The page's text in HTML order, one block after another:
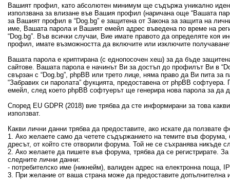
Вашият профил, като абсолютен минимум ще съдържа уникално
използвана за влизане във Вашия профил (наричана още “Вашата
за Вашият профил в “Dog.bg” е защитена от Закона за защита на
име, Вашата парола и Вашият емейл адрес въведена по време на
“Dog.bg”. Във всички случаи, Вие имате правото да определяте
профил, имате възможността да включите или изключите
Вашата парола е криптирана (с еднопосочен хеш) за да бъде
сайтове. Вашата парола е начинът Ви за достъп до профилът Ви в
свързан с “Dog.bg”, phpBB или трето лице, няма право да Ви пита
“Забравих си паролата” фукцията, предоставена от phpBB
емейл, след което phpBB софтуерът ще генерира нова парола за да
Според EU GDPR (2018) вие трябва да сте информирани за това
използват.
Какви лични данни трябва да предоставите, ако искате да ползвате
1. Ако желаете само да четете съдържанието на темите във
дресът, от който сте отворили форума. Той не се съхранява никъде
2. Ако желаете да пишете във форума, трябва да се регистрирате.
следните лични данни:
- потребителско име (никнейм), валиден адрес на електронна
3. При желание от ваша страна може да предоставите